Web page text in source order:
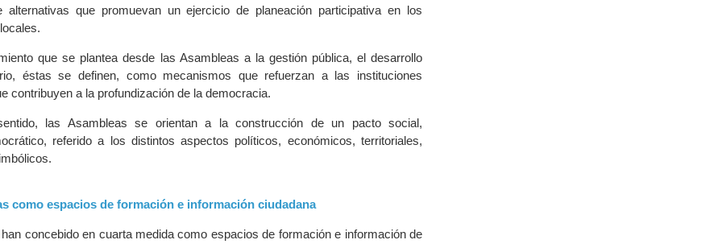
alternativas que promuevan un ejercicio de planeación participativa en los
que se plantea desde las Asambleas a la gestión pública, el desarrollo
éstas se definen, como mecanismos que refuerzan a las instituciones
contribuyen a la profundización de la democracia.
las Asambleas se orientan a la construcción de un pacto social,
referido a los distintos aspectos políticos, económicos, territoriales,
como espacios de formación e información ciudadana
concebido en cuarta medida como espacios de formación e información de